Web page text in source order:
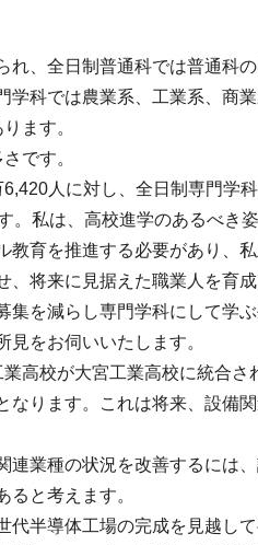
れ、全日制普通科では普通科
科では農業系、工業系、商
ます。
です。
人に対し、全日制専門学
。私は、高校進学のあるべき
教育を推進する必要があり、
将来に見据えた職業人を育
集を減らし専門学科にして学
をお伺いいたします。
高校が大宮工業高校に統合
なります。これは将来、設備
連業種の状況を改善するには
と考えます。
代半導体工場の完成を見越し